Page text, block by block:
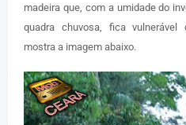
madeira que, com a umidade do
quadra chuvosa, fica vulnerável
mostra a imagem abaixo.